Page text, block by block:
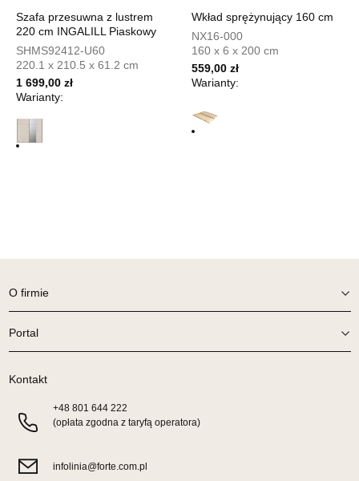
UL.PIONIERÓW 44
66-600 KROSNO ODRZAŃSKIE
Nr tel.508100164
Adres e-mail:meblostyl01@op.pl
Godziny otwarcia
Pn-Pt: 09:00-17:00, Sb: 09:00-14:00
UL.KILIŃSZCZAKÓW 43
Nr tel.
Adres e-mail:orion@wphw.pl
Godziny otwarcia
Salon meblowy
Szafa przesuwna z lustrem
220 cm INGALILL Piaskowy
SHMS92412-U60
220.1 x 210.5 x 61.2 cm
1 699,00 zł
Warianty:
Wkład sprężynujący 160 cm
NX16-000
160 x 6 x 200 cm
559,00 zł
Warianty:
O firmie
Portal
Kontakt
+48 801 644 222
(opłata zgodna z taryfą operatora)
infolinia@forte.com.pl